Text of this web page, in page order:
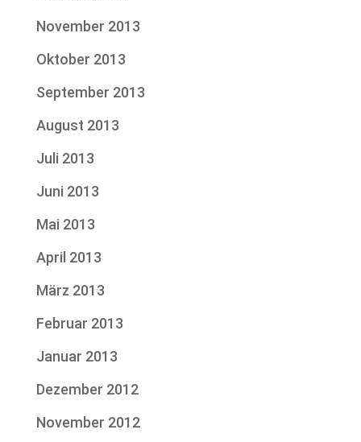
November 2013
Oktober 2013
September 2013
August 2013
Juli 2013
Juni 2013
Mai 2013
April 2013
März 2013
Februar 2013
Januar 2013
Dezember 2012
November 2012